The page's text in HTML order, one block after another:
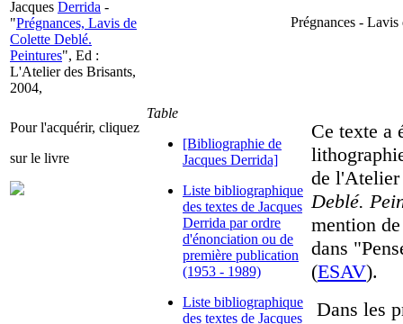
Jacques Derrida -
"Prégnances, Lavis de
Colette Deblé.
Peintures", Ed :
L'Atelier des Brisants,
2004,
Prégnances -
Pour l'acquérir, cliquez
sur le livre
Table
[Bibliographie de
Jacques Derrida]
Liste bibliographique
des textes de Jacques
Derrida par ordre
d'énonciation ou de
première publication
(1953 - 1989)
Liste bibliographique
des textes de Jacques
Ce texte a
de l'Atelier
Deblé.
mention
dans
(ESAV).
Dans les